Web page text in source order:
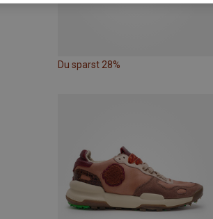
Du sparst 28%